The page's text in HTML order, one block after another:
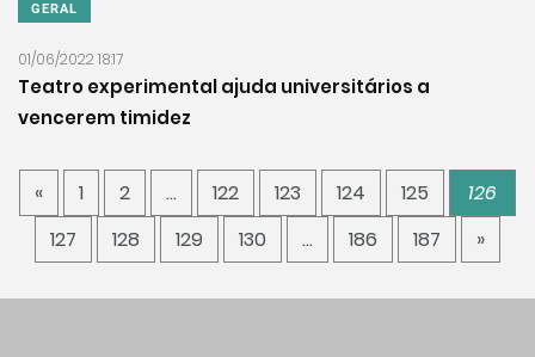
GERAL
01/06/2022 18:17
Teatro experimental ajuda universitários a
vencerem timidez
« 1 2 … 122 123 124 125
126
127
128 129 130 … 186 187 »